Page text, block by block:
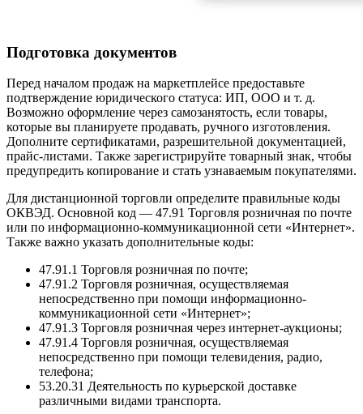
Подготовка документов
Перед началом продаж на маркетплейсе предоставьте
подтверждение юридического статуса: ИП, ООО и т. д.
Возможно оформление через самозанятость, если товары,
которые вы планируете продавать, ручного изготовления.
Дополните сертификатами, разрешительной документацией,
прайс-листами. Также зарегистрируйте товарный знак, чтобы
предупредить копирование и стать узнаваемым покупателями.
Для дистанционной торговли определите правильные коды
ОКВЭД. Основной код — 47.91 Торговля розничная по почте
или по информационно-коммуникационной сети «Интернет».
Также важно указать дополнительные коды:
47.91.1 Торговля розничная по почте;
47.91.2 Торговля розничная, осуществляемая
непосредственно при помощи информационно-
коммуникационной сети «Интернет»;
47.91.3 Торговля розничная через интернет-аукционы;
47.91.4 Торговля розничная, осуществляемая
непосредственно при помощи телевидения, радио,
телефона;
53.20.31 Деятельность по курьерской доставке
различными видами транспорта.